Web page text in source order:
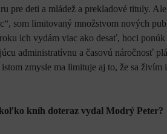
pre deti a mládež a prekladové tituly.
som limitovaný množstvom nových
ich vydám viac ako desať, hoci
administratívnu a časovú náročnosť
zmysle ma limituje aj to, že sa živím
kníh doteraz vydal Modrý Peter?